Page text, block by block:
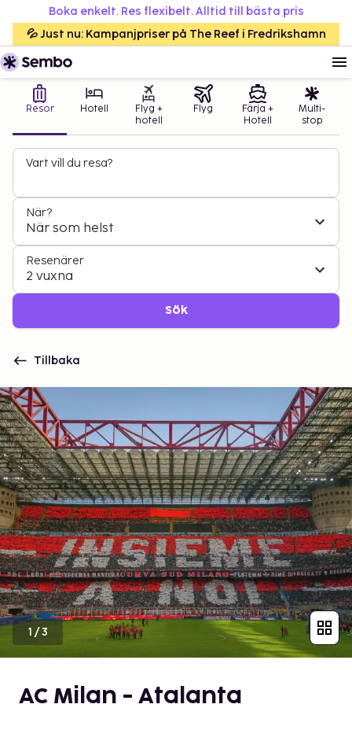
Boka enkelt. Res flexibelt. Alltid till bästa pris
💦 Just nu: Kampanjpriser på The Reef i Fredrikshamn
Resor Hotell
Flyg +
hotell
Flyg
Färja +
Hotell
Multi-
stop
Vart vill du resa?
När?
När som helst
Resenärer
2 vuxna
Sök
Tillbaka
1 /3
AC Milan - Atalanta